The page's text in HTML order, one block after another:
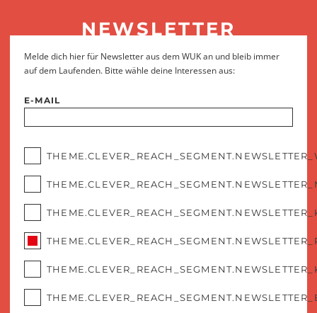
NEWSLETTER
Melde dich hier für Newsletter aus dem WUK an und bleib immer
auf dem Laufenden. Bitte wähle deine Interessen aus:
E-MAIL